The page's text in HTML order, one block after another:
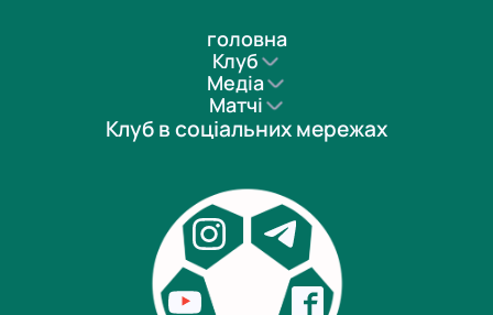
головна
Клуб
Медіа
Матчі
Клуб в соціальних мережах